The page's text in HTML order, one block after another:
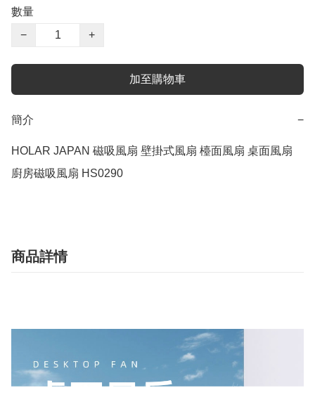
數量
−
+
加至購物車
簡介 −
HOLAR JAPAN 磁吸風扇 壁掛式風扇 檯面風扇 桌面風扇
廚房磁吸風扇 HS0290
商品詳情